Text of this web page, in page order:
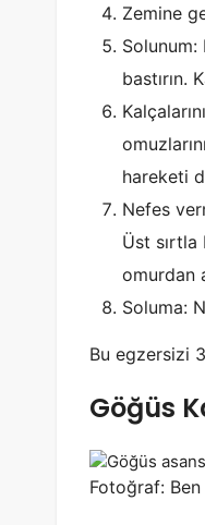
Zemine
Solunum:
bastırın.
hareketi
Nefes
Üst
omurdan
Soluma:
Bu egzersizi
Göğüs
Fotoğraf: